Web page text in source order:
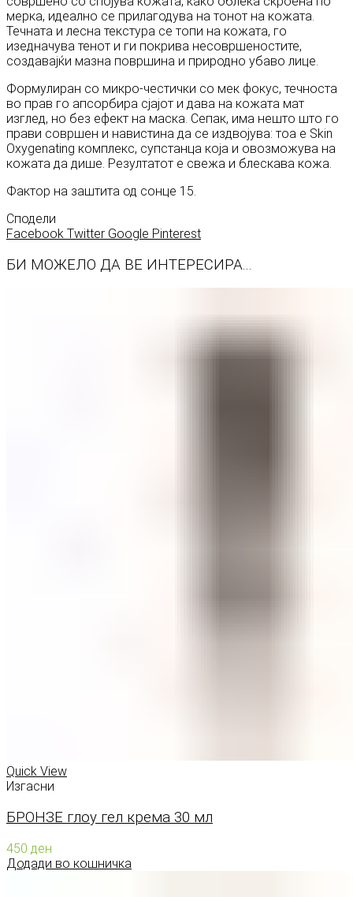
мерка, идеално се прилагодува на тонот на кожата.
Течната и лесна текстура се топи на кожата, го
изедначува тенот и ги покрива несовршеностите,
создавајќи мазна површина и природно убаво лице.
Формулиран со микро-честички со мек фокус, течноста
во прав го апсорбира сјајот и дава на кожата мат
изглед, но без ефект на маска. Сепак, има нешто што го
прави совршен и навистина да се издвојува: тоа е Skin
Oxygenating комплекс, супстанца која и овозможува на
кожата да дише. Резултатот е свежа и блескава кожа.
Фактор на заштита од сонце 15.
Сподели
Facebook Twitter Google Pinterest
БИ МОЖЕЛО ДА ВЕ ИНТЕРЕСИРА...
Quick View
Изгасни
БРОНЗЕ глоу гел крема 30 мл
450 ден
Додади во кошничка